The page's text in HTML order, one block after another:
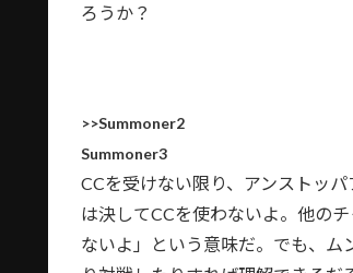
ろうか？
>>Summoner2
Summoner3
CCを受けない限り、アンストッ
は決してCCを使わないよ。他の
ないよ」という意味だ。でも、ム